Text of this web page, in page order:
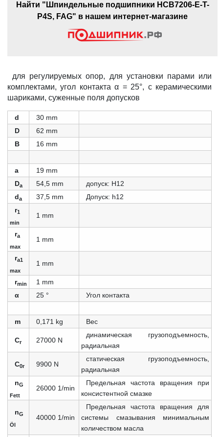
Найти "Шпиндельные подшипники HCB7206-E-T-
P4S, FAG" в нашем интернет-магазине
для регулируемых опор, для установки парами или
комплектами, угол контакта α = 25°, с керамическими
шариками, суженные поля допусков
d
30 mm
D
62 mm
B
16 mm
a
19 mm
Da 54,5 mm
допуск: Н12
da 37,5 mm
Допуск: h12
r1
min
1 mm
ra
max
1 mm
ra1
max
1 mm
rmin
1 mm
α
25 ° Угол контакта
m 0,171 kg Вес
Cr 27000 N
динамическая грузоподъемность,
радиальная
C0r 9900 N
статическая грузоподъемность,
радиальная
nG
Fett
26000 1/min
Предельная частота вращения при
консистентной смазке
nG
Öl
40000 1/min
Предельная частота вращения для
системы смазывания минимальным
количеством масла